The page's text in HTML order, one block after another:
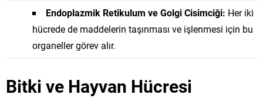
Endoplazmik Retikulum ve Golgi Cisimciği: Her iki
hücrede de maddelerin taşınması ve işlenmesi için bu
organeller görev alır.
Bitki ve Hayvan Hücresi